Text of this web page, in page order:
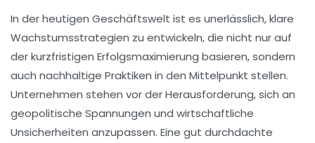
In der heutigen Geschäftswelt ist es unerlässlich, klare
Wachstumsstrategien zu entwickeln, die nicht nur auf
der kurzfristigen Erfolgsmaximierung basieren, sondern
auch nachhaltige Praktiken in den Mittelpunkt stellen.
Unternehmen stehen vor der Herausforderung, sich an
geopolitische Spannungen und wirtschaftliche
Unsicherheiten anzupassen. Eine gut durchdachte